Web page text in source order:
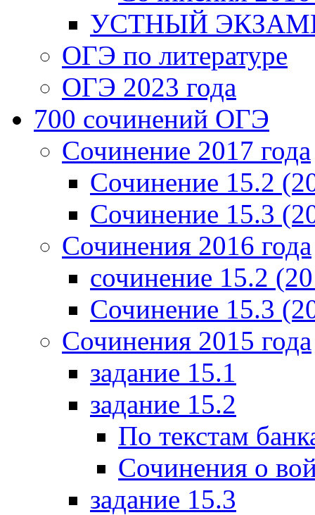
УСТНЫЙ
ОГЭ по литературе
ОГЭ 2023 года
700 cочинений ОГЭ
Сочинение 2017 года
Сочинение 15.2
Сочинение 15.3
Сочинения 2016 года
сочинение 15.2
Сочинение 15.3
Сочинения 2015 года
задание 15.1
задание 15.2
По текстам
Сочинения о
задание 15.3